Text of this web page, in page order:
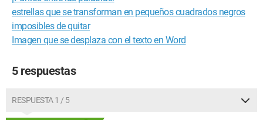
Configuración:
estrellas que se transforman en pequeños cuadrados negros
imposibles de quitar
Imagen que se desplaza con el texto en Word
5 respuestas
RESPUESTA 1 / 5